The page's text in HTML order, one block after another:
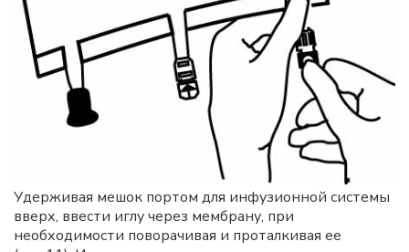
Удерживая мешок портом для инфузионной системы
вверх, ввести иглу через мембрану, при
необходимости поворачивая и проталкивая ее